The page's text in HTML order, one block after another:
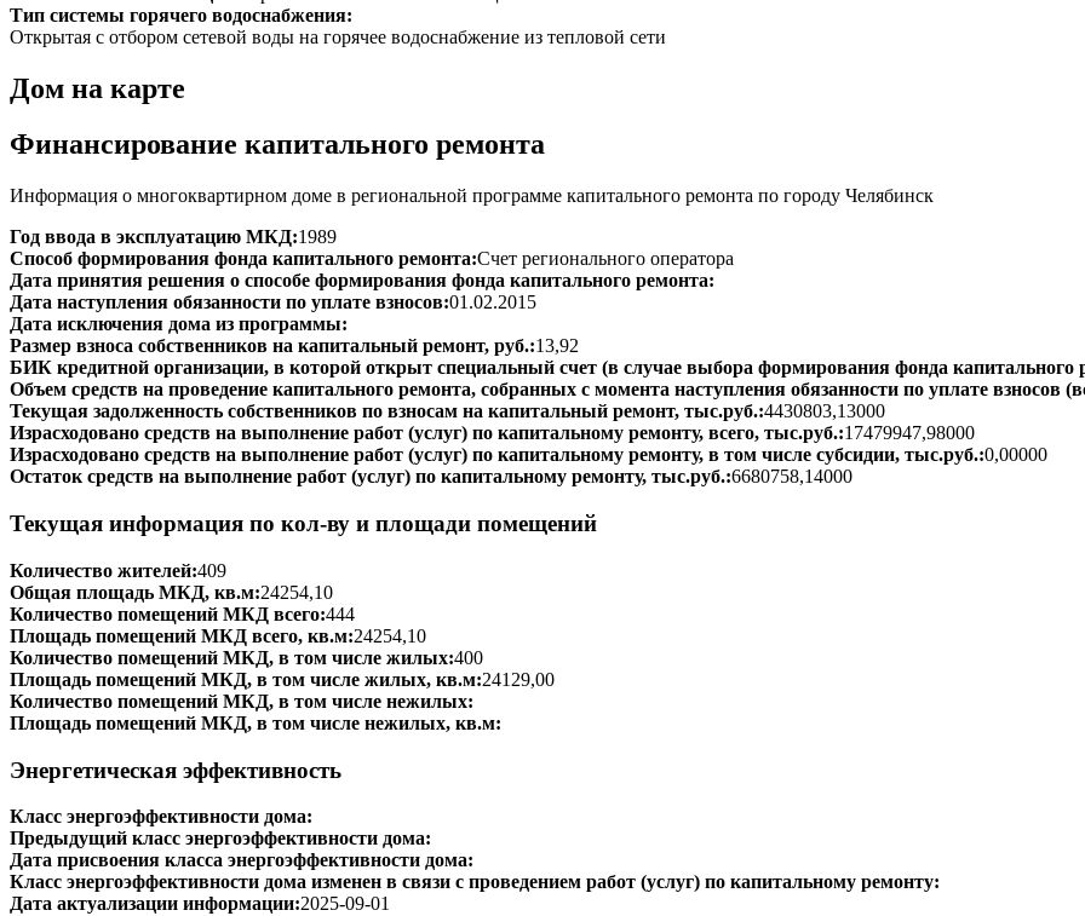
Тип системы горячего водоснабжения:
Открытая с отбором сетевой воды на горячее водоснабжение из тепловой сети
Дом на карте
Финансирование капитального ремонта
Информация о многоквартирном доме в региональной программе капитального ремонта по городу Челябинск
Год ввода в эксплуатацию МКД:1989
Способ формирования фонда капитального ремонта:Счет регионального оператора
Дата принятия решения о способе формирования фонда капитального ремонта:
Дата наступления обязанности по уплате взносов:01.02.2015
Дата исключения дома из программы:
Размер взноса собственников на капитальный ремонт, руб.:13,92
БИК кредитной организации, в которой открыт специальный счет (в случае выбора формирования фонда капитального
Объем средств на проведение капитального ремонта, собранных с момента наступления обязанности по уплате взносов
Текущая задолженность собственников по взносам на капитальный ремонт, тыс.руб.:4430803,13000
Израсходовано средств на выполнение работ (услуг) по капитальному ремонту, всего, тыс.руб.:17479947,98000
Израсходовано средств на выполнение работ (услуг) по капитальному ремонту, в том числе субсидии, тыс.руб.:0,00000
Остаток средств на выполнение работ (услуг) по капитальному ремонту, тыс.руб.:6680758,14000
Текущая информация по кол-ву и площади помещений
Количество жителей:409
Общая площадь МКД, кв.м:24254,10
Количество помещений МКД всего:444
Площадь помещений МКД всего, кв.м:24254,10
Количество помещений МКД, в том числе жилых:400
Площадь помещений МКД, в том числе жилых, кв.м:24129,00
Количество помещений МКД, в том числе нежилых:
Площадь помещений МКД, в том числе нежилых, кв.м:
Энергетическая эффективность
Класс энергоэффективности дома:
Предыдущий класс энергоэффективности дома:
Дата присвоения класса энергоэффективности дома:
Класс энергоэффективности дома изменен в связи с проведением работ (услуг) по капитальному ремонту:
Дата актуализации информации:2025-09-01